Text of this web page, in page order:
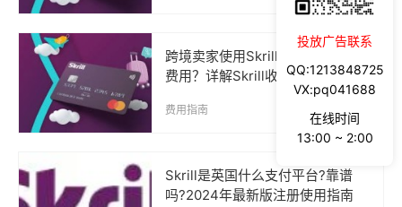
跨境卖家使用Skrill需要支付哪些
费用？详解Skrill收费说明（2025
费用指南 2025-03-31
Skrill是英国什么支付平台?靠谱
吗?2024年最新版注册使用指南
投放广告联系
QQ:1213848725
VX:pq041688
在线时间
13:00 ~ 2:00